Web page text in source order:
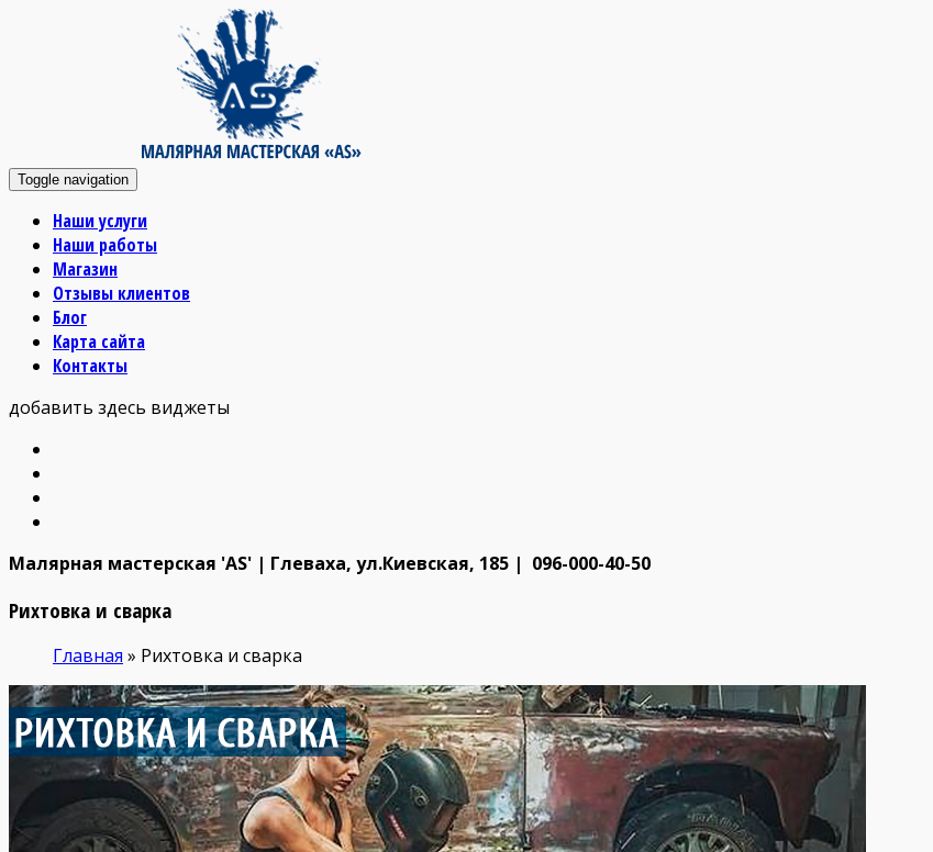
Toggle navigation
Наши услуги
Наши работы
Магазин
Отзывы клиентов
Блог
Карта сайта
Контакты
добавить здесь виджеты
Малярная мастерская 'AS' | Глеваха, ул.Киевская, 185 | 096-000-40-50
Рихтовка и сварка
Главная » Рихтовка и сварка